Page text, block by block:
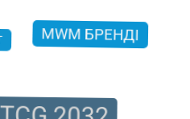
MWM БРЕНДІ
TCG 2032